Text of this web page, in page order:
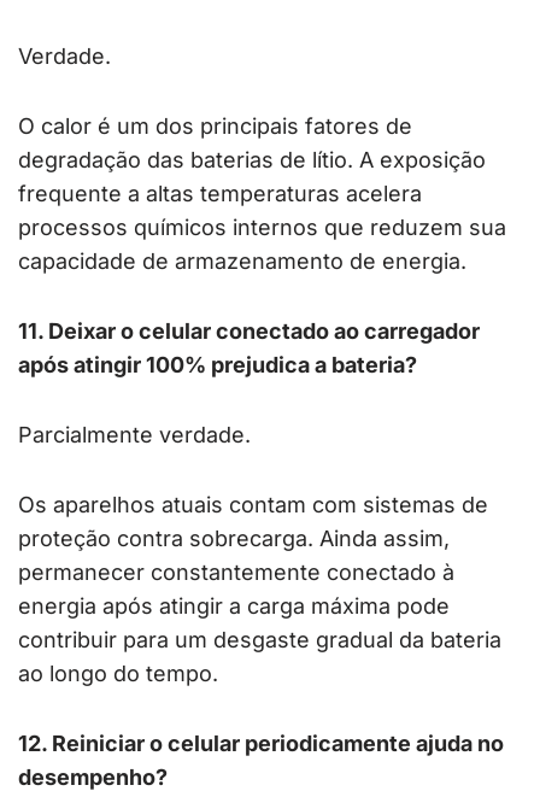
Verdade.
O calor é um dos principais fatores de
degradação das baterias de lítio. A exposição
frequente a altas temperaturas acelera
processos químicos internos que reduzem sua
capacidade de armazenamento de energia.
11. Deixar o celular conectado ao carregador
após atingir 100% prejudica a bateria?
Parcialmente verdade.
Os aparelhos atuais contam com sistemas de
proteção contra sobrecarga. Ainda assim,
permanecer constantemente conectado à
energia após atingir a carga máxima pode
contribuir para um desgaste gradual da bateria
ao longo do tempo.
12. Reiniciar o celular periodicamente ajuda no
desempenho?